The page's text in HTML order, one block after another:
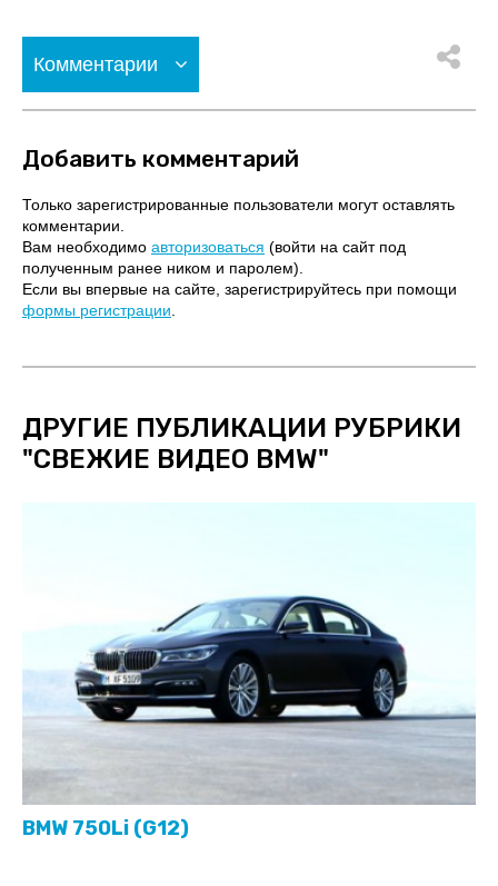
Комментарии
Добавить комментарий
Только зарегистрированные пользователи могут оставлять
комментарии.
Вам необходимо авторизоваться (войти на сайт под
полученным ранее ником и паролем).
Если вы впервые на сайте, зарегистрируйтесь при помощи
формы регистрации
ДРУГИЕ ПУБЛИКАЦИИ РУБРИКИ
"СВЕЖИЕ ВИДЕО BMW"
BMW 750Li (G12)